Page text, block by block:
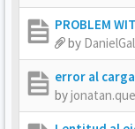
PROBLEM
by
error al
by